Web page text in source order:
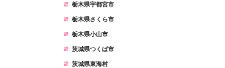
栃木県宇都宮市
栃木県さくら市
栃木県小山市
茨城県つくば市
茨城県東海村